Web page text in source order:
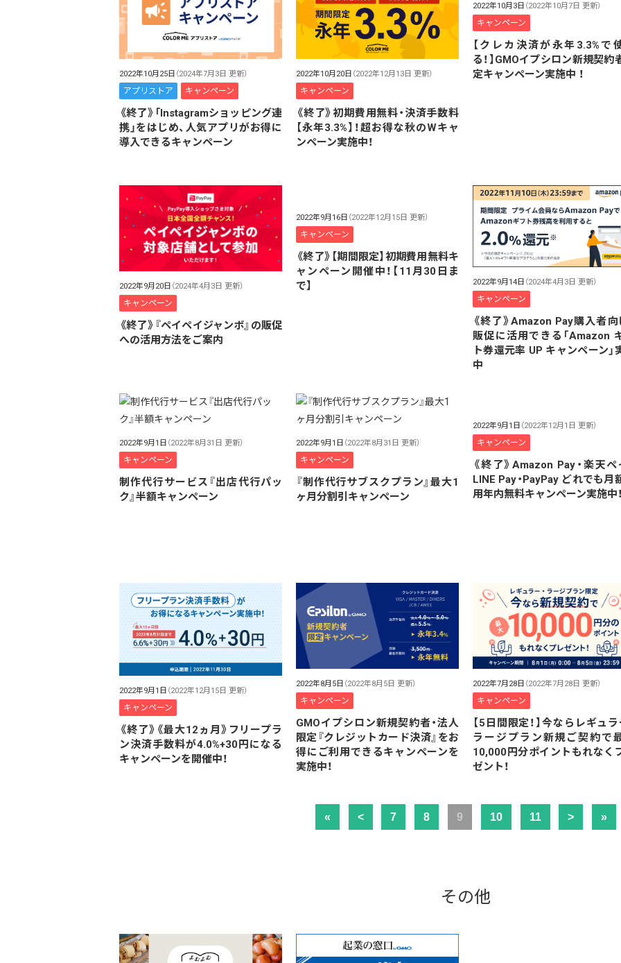
2022年10月25日 （2024年7月3日 更新）
アプリストア キャンペーン
《終了》「Instagramショッピング連
携」をはじめ、人気アプリがお得に
導入できるキャンペーン
2022年10月20日 （2022年12月13日 更新）
キャンペーン
《終了》初期費用無料・決済手数料
【永年3.3%】！超お得な秋のWキャ
ンペーン実施中！
2022年10月3日 （2022年10月7日 更新）
キャンペーン
【クレカ決済が永年3.3%で
る！】GMOイプシロン新規契約
定キャンペーン実施中 ！
2022年9月20日 （2024年4月3日 更新）
キャンペーン
《終了》『ペイペイジャンボ』の販促
への活用方法をご案内
2022年9月16日 （2022年12月15日 更新）
キャンペーン
《終了》【期間限定】初期費用無料キ
ャンペーン開催中！【11月30日ま
で】
2022年9月14日 （2024年4月3日 更新）
キャンペーン
《終了》Amazon Pay購入者向
販促に活用できる「Amazon
ト券還元率 UP キャンペーン」
中
2022年9月1日 （2022年8月31日 更新）
キャンペーン
制作代行サービス『出店代行パッ
ク』半額キャンペーン
2022年9月1日 （2022年8月31日 更新）
キャンペーン
『制作代行サブスクプラン』最大1
ヶ月分割引キャンペーン
2022年9月1日 （2022年12月1日 更新）
キャンペーン
《終了》Amazon Pay・楽天ペ
LINE Pay・PayPay どれでも月
用年内無料キャンペーン実施中
2022年9月1日 （2022年12月15日 更新）
キャンペーン
《終了》《最大12ヵ月》フリープラ
ン決済手数料が4.0%+30円になる
キャンペーンを開催中！
2022年8月5日 （2022年8月5日 更新）
キャンペーン
GMOイプシロン新規契約者・法人
限定『クレジットカード決済』をお
得にご利用できるキャンペーンを
実施中！
2022年7月28日 （2022年7月28日 更新）
キャンペーン
【5日間限定！】今ならレギュラ
ラージプラン新規ご契約で
10,000円分ポイントもれなく
ゼント！
« < 7 8 9 10 11 > »
その他